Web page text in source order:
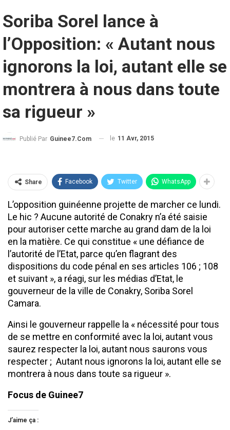
Soriba Sorel lance à
l’Opposition: « Autant nous
ignorons la loi, autant elle se
montrera à nous dans toute
sa rigueur »
Publié Par Guinee7.com le 11 Avr, 2015
Share Facebook Twitter WhatsApp
L’opposition guinéenne projette de marcher ce lundi.
Le hic ? Aucune autorité de Conakry n’a été saisie
pour autoriser cette marche au grand dam de la loi
en la matière. Ce qui constitue « une défiance de
l’autorité de l’Etat, parce qu’en flagrant des
dispositions du code pénal en ses articles 106 ; 108
et suivant », a réagi, sur les médias d’Etat, le
gouverneur de la ville de Conakry, Soriba Sorel
Camara.
Ainsi le gouverneur rappelle la « nécessité pour tous
de se mettre en conformité avec la loi, autant vous
saurez respecter la loi, autant nous saurons vous
respecter ; Autant nous ignorons la loi, autant elle se
montrera à nous dans toute sa rigueur ».
Focus de Guinee7
J’aime ça :